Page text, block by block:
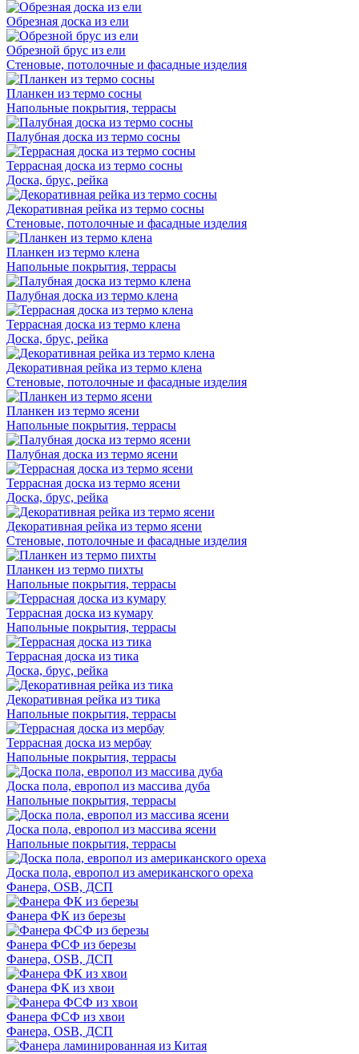
Обрезная доска из ели
Обрезной брус из ели
Стеновые, потолочные и фасадные изделия
Планкен из термо сосны
Напольные покрытия, террасы
Палубная доска из термо сосны
Террасная доска из термо сосны
Доска, брус, рейка
Декоративная рейка из термо сосны
Стеновые, потолочные и фасадные изделия
Планкен из термо клена
Напольные покрытия, террасы
Палубная доска из термо клена
Террасная доска из термо клена
Доска, брус, рейка
Декоративная рейка из термо клена
Стеновые, потолочные и фасадные изделия
Планкен из термо ясени
Напольные покрытия, террасы
Палубная доска из термо ясени
Террасная доска из термо ясени
Доска, брус, рейка
Декоративная рейка из термо ясени
Стеновые, потолочные и фасадные изделия
Планкен из термо пихты
Напольные покрытия, террасы
Террасная доска из кумару
Напольные покрытия, террасы
Террасная доска из тика
Доска, брус, рейка
Декоративная рейка из тика
Напольные покрытия, террасы
Террасная доска из мербау
Напольные покрытия, террасы
Доска пола, европол из массива дуба
Напольные покрытия, террасы
Доска пола, европол из массива ясени
Напольные покрытия, террасы
Доска пола, европол из американского ореха
Фанера, OSB, ДСП
Фанера ФК из березы
Фанера ФСФ из березы
Фанера, OSB, ДСП
Фанера ФК из хвои
Фанера ФСФ из хвои
Фанера, OSB, ДСП